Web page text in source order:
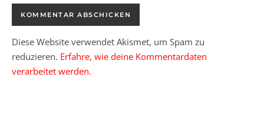
Diese Website verwendet Akismet, um Spam zu
reduzieren. Erfahre, wie deine Kommentardaten
verarbeitet werden.